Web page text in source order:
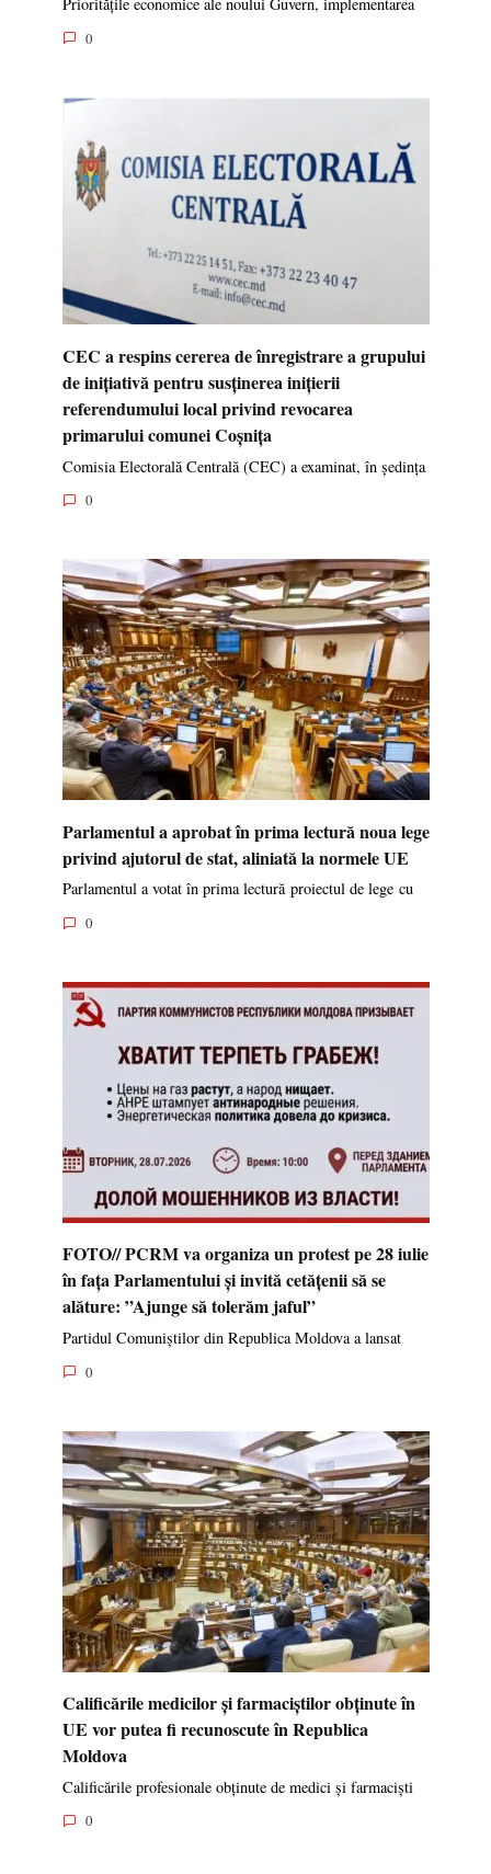
Prioritățile economice ale noului Guvern, implementarea
0
CEC a respins cererea de înregistrare a grupului
de inițiativă pentru susținerea inițierii
referendumului local privind revocarea
primarului comunei Coșnița
Comisia Electorală Centrală (CEC) a examinat, în ședința
0
Parlamentul a aprobat în prima lectură noua lege
privind ajutorul de stat, aliniată la normele UE
Parlamentul a votat în prima lectură proiectul de lege cu
0
FOTO// PCRM va organiza un protest pe 28 iulie
în fața Parlamentului și invită cetățenii să se
alăture: ”Ajunge să tolerăm jaful”
Partidul Comuniștilor din Republica Moldova a lansat
0
Calificările medicilor și farmaciștilor obținute în
UE vor putea fi recunoscute în Republica
Moldova
Calificările profesionale obținute de medici și farmaciști
0